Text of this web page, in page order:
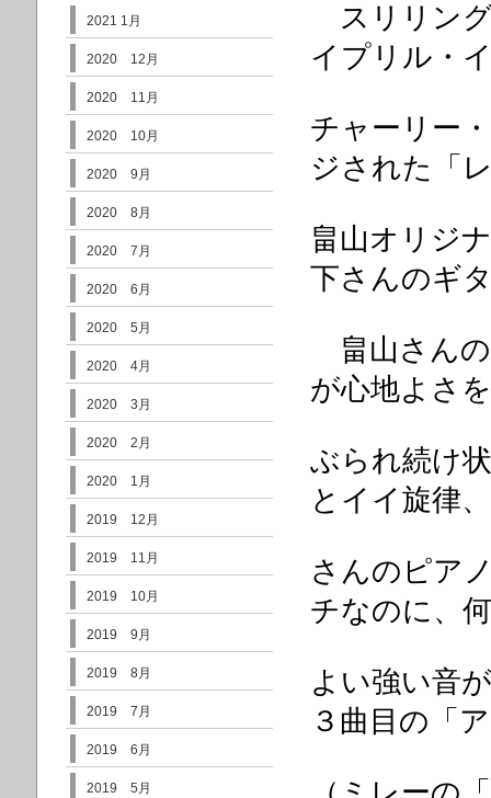
スリリン
イプリル・
チャーリー・
ジされた「
畠山オリジ
下さんのギ
畠山さんの
が心地よさ
ぶられ続け
とイイ旋律
さんの ピア
チなのに、
よい強い音が
３曲目の「
2021 1月
2020 12月
2020 11月
2020 10月
2020 9月
2020 8月
2020 7月
2020 6月
2020 5月
2020 4月
2020 3月
2020 2月
2020 1月
2019 12月
2019 11月
2019 10月
2019 9月
2019 8月
2019 7月
2019 6月
2019 5月